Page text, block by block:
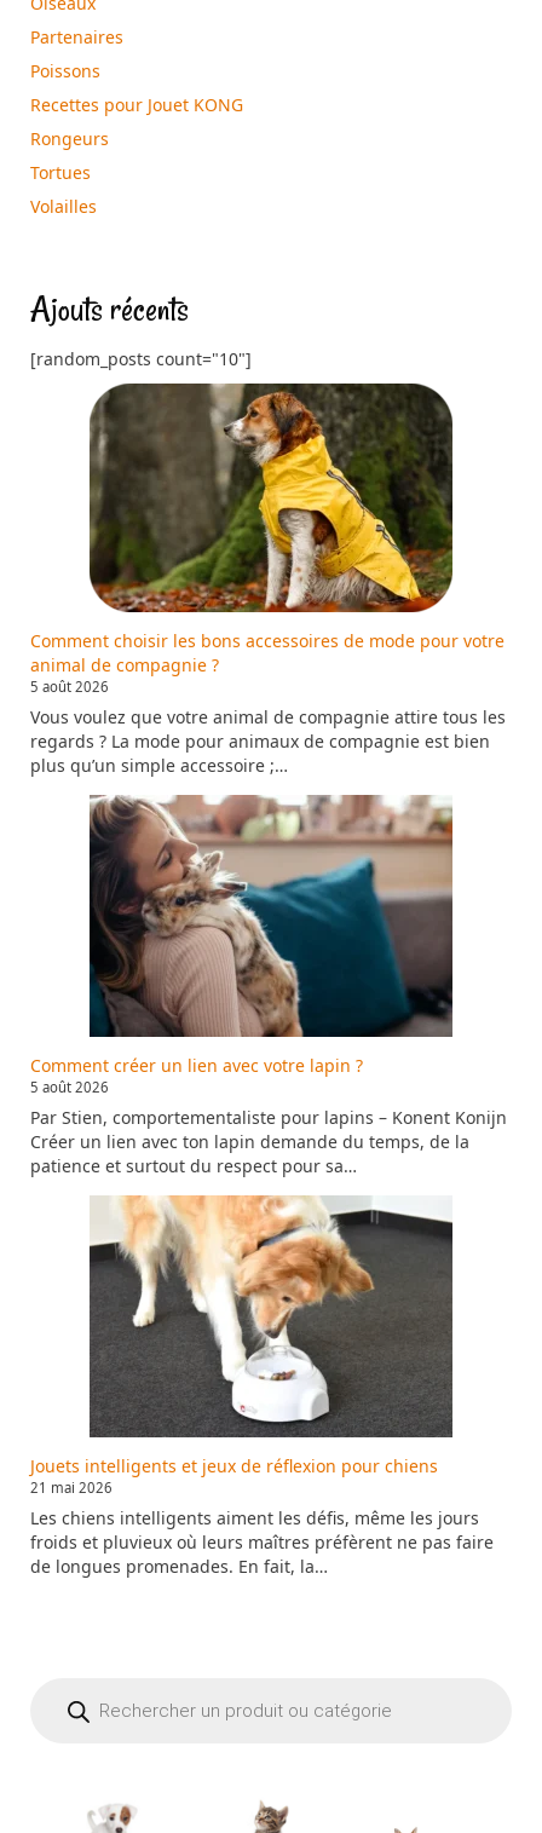
Partenaires
Poissons
Recettes pour Jouet KONG
Rongeurs
Tortues
Volailles
Ajouts récents
[random_posts count="10"]
Comment choisir les bons accessoires de mode pour votre
animal de compagnie ?
5 août 2026
Vous voulez que votre animal de compagnie attire tous les
regards ? La mode pour animaux de compagnie est bien
plus qu’un simple accessoire ;…
Comment créer un lien avec votre lapin ?
5 août 2026
Par Stien, comportementaliste pour lapins – Konent Konijn
Créer un lien avec ton lapin demande du temps, de la
patience et surtout du respect pour sa…
Jouets intelligents et jeux de réflexion pour chiens
21 mai 2026
Les chiens intelligents aiment les défis, même les jours
froids et pluvieux où leurs maîtres préfèrent ne pas faire
de longues promenades. En fait, la…
produits